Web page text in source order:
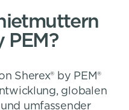
PEM?
Sherex® by PEM®
globalen
umfassender